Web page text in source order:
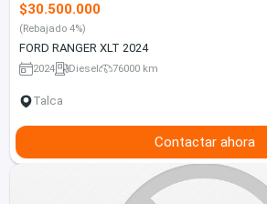
$30.500.000
(Rebajado 4%)
FORD RANGER XLT 2024
2024 Diesel 76000 km
Talca
Contactar ahora